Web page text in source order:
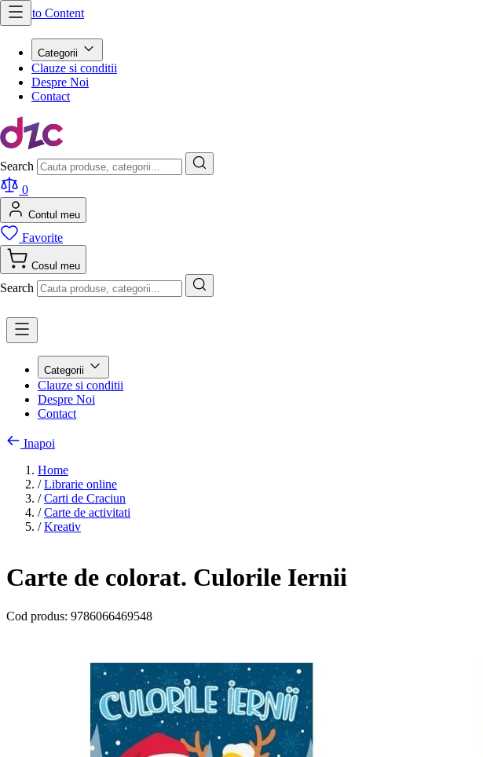
Skip to Content
Categorii
Clauze si conditii
Despre Noi
Contact
Search
0
Contul meu
Favorite
Cosul meu
Search
Categorii
Clauze si conditii
Despre Noi
Contact
Inapoi
Home
/ Librarie online
/ Carti de Craciun
/ Carte de activitati
/ Kreativ
Carte de colorat. Culorile Iernii
Cod produs: 9786066469548